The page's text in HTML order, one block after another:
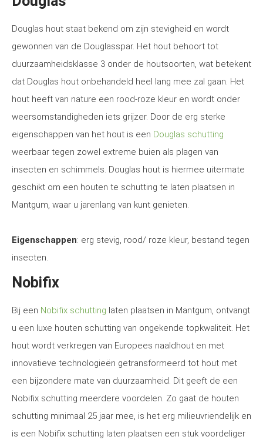
Douglas hout staat bekend om zijn stevigheid en wordt
gewonnen van de Douglasspar. Het hout behoort tot
duurzaamheidsklasse 3 onder de houtsoorten, wat betekent
dat Douglas hout onbehandeld heel lang mee zal gaan. Het
hout heeft van nature een rood-roze kleur en wordt onder
weersomstandigheden iets grijzer. Door de erg sterke
eigenschappen van het hout is een Douglas schutting
weerbaar tegen zowel extreme buien als plagen van
insecten en schimmels. Douglas hout is hiermee uitermate
geschikt om een houten te schutting te laten plaatsen in
Mantgum, waar u jarenlang van kunt genieten.
Eigenschappen: erg stevig, rood/ roze kleur, bestand tegen
insecten.
Nobifix
Bij een Nobifix schutting laten plaatsen in Mantgum, ontvangt
u een luxe houten schutting van ongekende topkwaliteit. Het
hout wordt verkregen van Europees naaldhout en met
innovatieve technologieën getransformeerd tot hout met
een bijzondere mate van duurzaamheid. Dit geeft de een
Nobifix schutting meerdere voordelen. Zo gaat de houten
schutting minimaal 25 jaar mee, is het erg milieuvriendelijk en
is een Nobifix schutting laten plaatsen een stuk voordeliger